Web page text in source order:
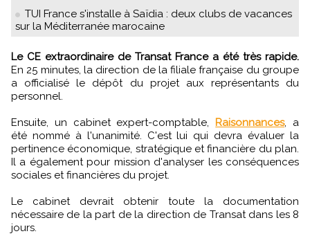
TUI France s'installe à Saïdia : deux clubs de vacances
sur la Méditerranée marocaine
Le CE extraordinaire de Transat France a été très rapide.
En 25 minutes, la direction de la filiale française du groupe
a officialisé le dépôt du projet aux représentants du
personnel.
Ensuite, un cabinet expert-comptable, Raisonnances, a
été nommé à l'unanimité. C'est lui qui devra évaluer la
pertinence économique, stratégique et financière du plan.
Il a également pour mission d'analyser les conséquences
sociales et financières du projet.
Le cabinet devrait obtenir toute la documentation
nécessaire de la part de la direction de Transat dans les 8
jours.